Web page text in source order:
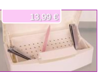
13,99 €